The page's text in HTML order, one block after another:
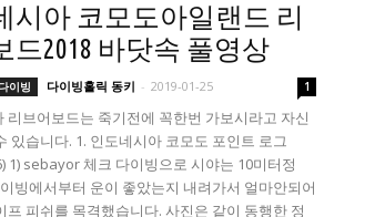
시아 코모도아일랜드 리
드2018 바닷속 풀영상
이빙 다이빙홀릭 동키 - 2019-01-25 1
리브어보드는 죽기전에 꼭한번 가보시라고 자신
있습니다. 1. 인도네시아 코모도 포인트 로그
1) sebayor 체크 다이빙으로 시야는 10미터정
빙에서부터 운이 좋았는지 내려가서 얼마안되어
프 피쉬를 목격했습니다. 사진은 같이 동행한 정